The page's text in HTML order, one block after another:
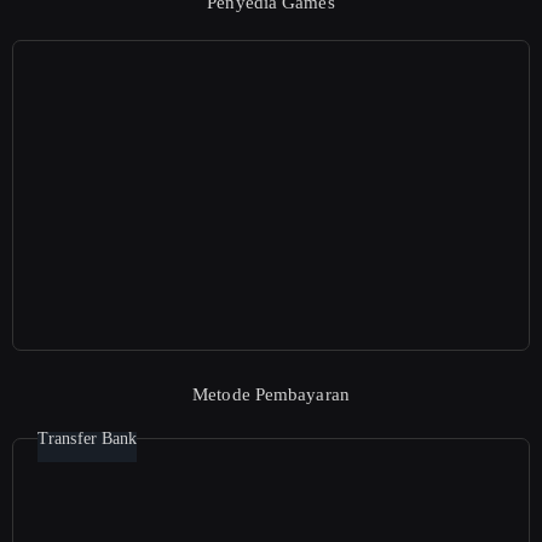
Metode Pembayaran
Transfer Bank